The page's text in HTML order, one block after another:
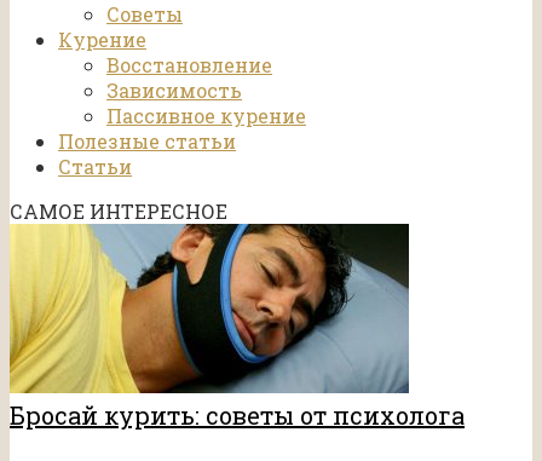
Советы
Курение
Восстановление
Зависимость
Пассивное курение
Полезные статьи
Статьи
САМОЕ ИНТЕРЕСНОЕ
Бросай курить: советы от психолога